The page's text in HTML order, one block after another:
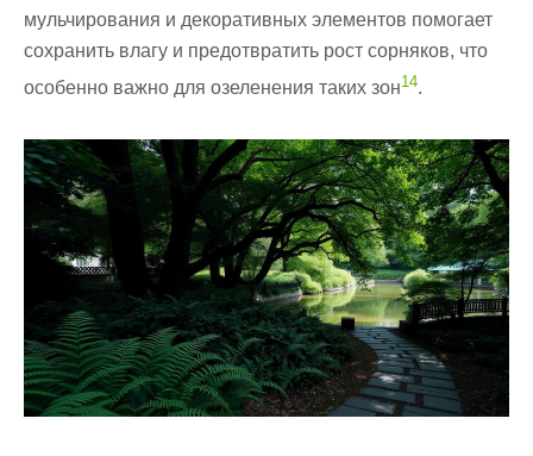
мульчирования и декоративных элементов помогает
сохранить влагу и предотвратить рост сорняков, что
особенно важно для озеленения таких зон14.